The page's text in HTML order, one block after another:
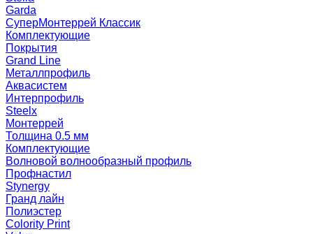
Garda
СуперМонтеррей Классик
Комплектующие
Покрытия
Grand Line
Металлпрофиль
Аквасистем
Интерпрофиль
Steelx
Монтеррей
Толщина 0.5 мм
Комплектующие
Волновой волнообразный профиль
Профнастил
Stynergy
Гранд лайн
Полиэстер
Colority Print